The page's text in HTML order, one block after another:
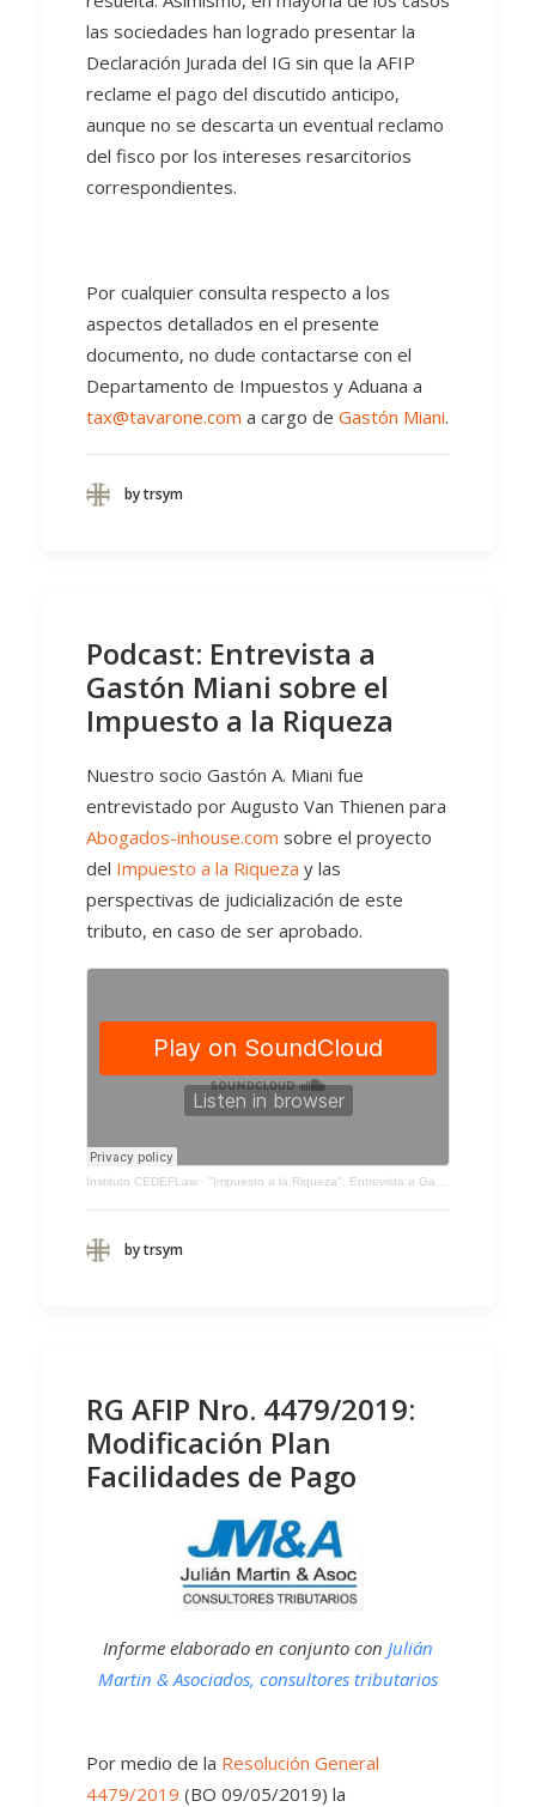
las sociedades han logrado presentar la
Declaración Jurada del IG sin que la AFIP
reclame el pago del discutido anticipo,
aunque no se descarta un eventual reclamo
del fisco por los intereses resarcitorios
correspondientes.
Por cualquier consulta respecto a los
aspectos detallados en el presente
documento, no dude contactarse con el
Departamento de Impuestos y Aduana a
tax@tavarone.com a cargo de Gastón Miani.
by trsym
Podcast: Entrevista a
Gastón Miani sobre el
Impuesto a la Riqueza
Nuestro socio Gastón A. Miani fue
entrevistado por Augusto Van Thienen para
Abogados-inhouse.com sobre el proyecto
del Impuesto a la Riqueza y las
perspectivas de judicialización de este
tributo, en caso de ser aprobado.
Instituto CEDEFLaw · "Impuesto a la Riqueza": Entrevista a Gastón Miani
by trsym
RG AFIP Nro. 4479/2019:
Modificación Plan
Facilidades de Pago
Informe elaborado en conjunto con Julián
Martin & Asociados, consultores tributarios
Por medio de la Resolución General
4479/2019 (BO 09/05/2019) la